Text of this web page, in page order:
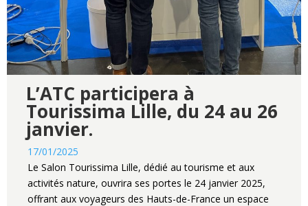
L’ATC participera à
Tourissima Lille, du 24 au 26
janvier.
17/01/2025
Le Salon Tourissima Lille, dédié au tourisme et aux
activités nature, ouvrira ses portes le 24 janvier 2025,
offrant aux voyageurs des Hauts-de-France un espace